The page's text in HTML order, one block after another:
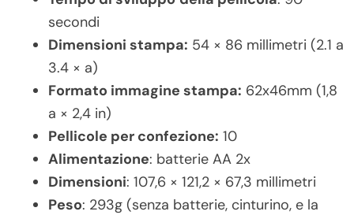
secondi
Dimensioni stampa: 54 × 86 millimetri (2.1 a
3.4 × a)
Formato immagine stampa: 62x46mm (1,8
a × 2,4 in)
Pellicole per confezione: 10
Alimentazione: batterie AA 2x
Dimensioni: 107,6 × 121,2 × 67,3 millimetri
Peso: 293g (senza batterie, cinturino, e la